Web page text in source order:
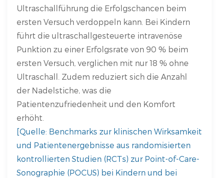
Ultraschallführung die Erfolgschancen beim
ersten Versuch verdoppeln kann. Bei Kindern
führt die ultraschallgesteuerte intravenöse
Punktion zu einer Erfolgsrate von 90 % beim
ersten Versuch, verglichen mit nur 18 % ohne
Ultraschall. Zudem reduziert sich die Anzahl
der Nadelstiche, was die
Patientenzufriedenheit und den Komfort
erhöht.
[Quelle: Benchmarks zur klinischen Wirksamkeit
und Patientenergebnisse aus randomisierten
kontrollierten Studien (RCTs) zur Point-of-Care-
Sonographie (POCUS) bei Kindern und bei